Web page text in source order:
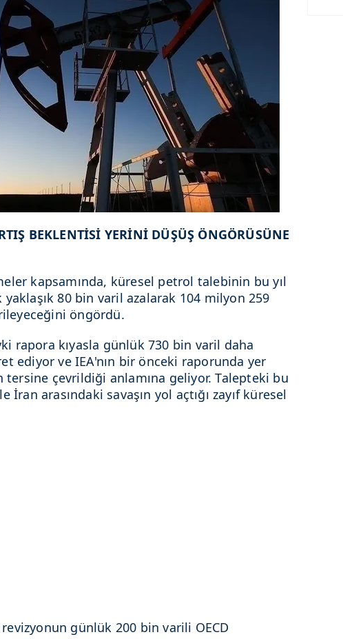
BEKLENTİSİ YERİNİ DÜŞÜŞ ÖNGÖRÜSÜNE
kapsamında, küresel petrol talebinin bu yıl
80 bin varil azalarak 104 milyon 259
öngördü.
rapora kıyasla günlük 730 bin varil daha
ediyor ve IEA'nın bir önceki raporunda yer
tersine çevrildiği anlamına geliyor. Talepteki bu
İran arasındaki savaşın yol açtığı zayıf küresel
günlük 200 bin varili OECD